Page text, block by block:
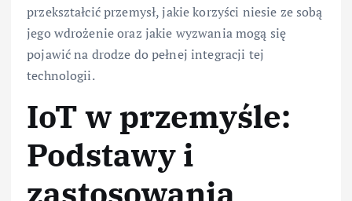
przekształcić przemysł, jakie korzyści niesie ze sobą
jego wdrożenie oraz jakie wyzwania mogą się
pojawić na drodze do pełnej integracji tej
technologii.
IoT w przemyśle:
Podstawy i